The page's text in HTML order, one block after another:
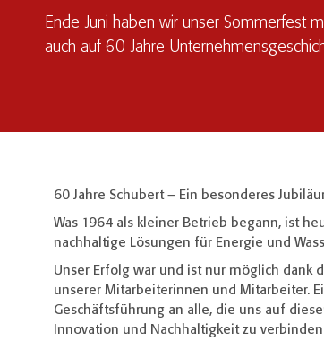
Ende Juni haben wir unser Sommerfest
auch auf 60 Jahre
60 Jahre Schubert – Ein besonderes
Was 1964 als kleiner Betrieb begann, ist
nachhaltige Lösungen für Energie und
Unser Erfolg war und ist nur möglich dank
unserer Mitarbeiterinnen und Mitarbeiter.
Geschäftsführung an alle, die uns auf
Innovation und Nachhaltigkeit zu